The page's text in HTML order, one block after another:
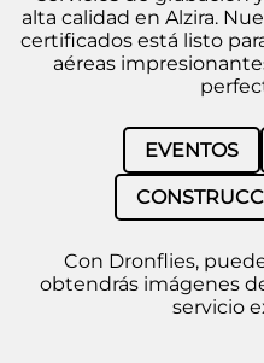
alta calidad en Alzira.
certificados está listo
aéreas
EVENTOS
Con Dronflies,
obtendrás imágenes
servicio